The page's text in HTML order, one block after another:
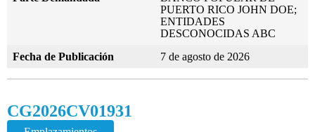
PUERTO RICO JOHN DOE;
ENTIDADES
DESCONOCIDAS ABC
Fecha de Publicación
7 de agosto de 2026
CG2026CV01931